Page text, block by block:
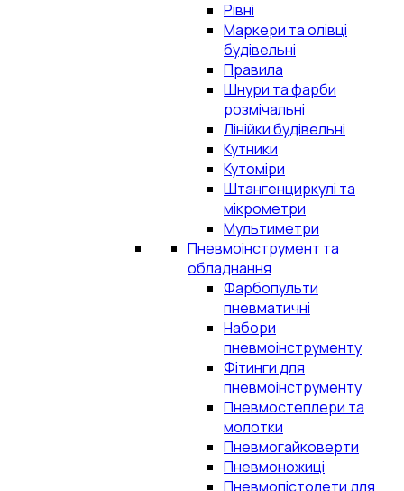
Рівні
Маркери та олівці
будівельні
Правила
Шнури та фарби
розмічальні
Лінійки будівельні
Кутники
Кутоміри
Штангенциркулі та
мікрометри
Мультиметри
Пневмоінструмент та
обладнання
Фарбопульти
пневматичні
Набори
пневмоінструменту
Фітинги для
пневмоінструменту
Пневмостеплери та
молотки
Пневмогайковерти
Пневмоножиці
Пневмопістолети для